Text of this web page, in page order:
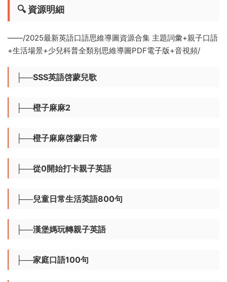
🔍 ​ 資源明細
——/2025最新英語口語思維導圖資源合集 主題詞彙+親子口語
+生活場景+少兒科普全類别思維導圖PDF電子版+音視頻/
├──SSS英語啓蒙兒歌
├──橙子麻麻2
├──橙子麻麻啓蒙日常
├──從0開始打卡親子英語